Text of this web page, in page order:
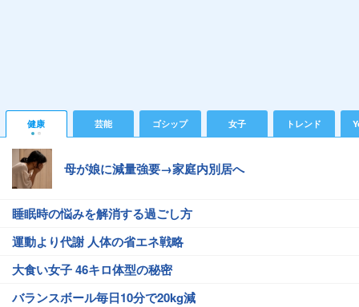
健康 芸能 ゴシップ 女子 トレンド
母が娘に減量強要→家庭内別居へ
睡眠時の悩みを解消する過ごし方
運動より代謝 人体の省エネ戦略
大食い女子 46キロ体型の秘密
バランスボール毎日10分で20kg減